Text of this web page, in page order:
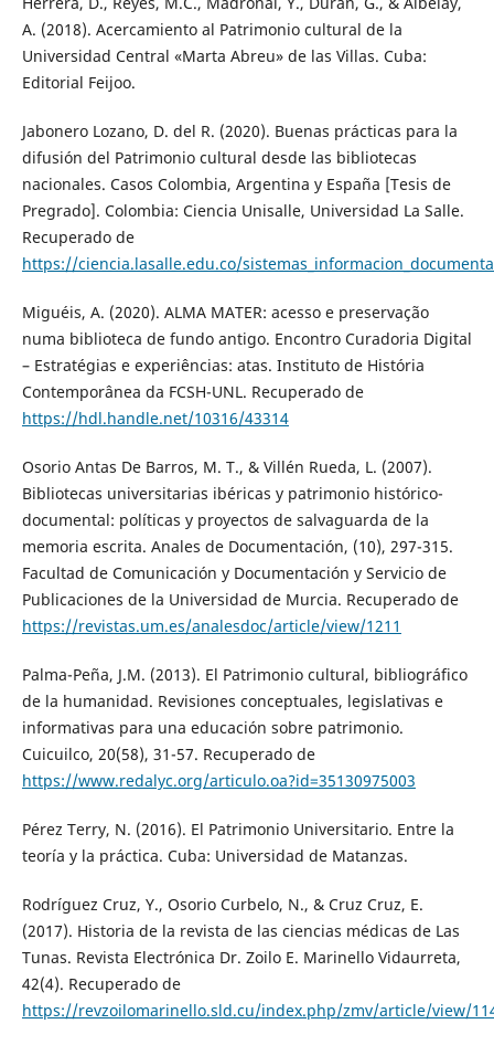
A. (2018). Acercamiento al Patrimonio cultural de la
Universidad Central «Marta Abreu» de las Villas. Cuba:
Editorial Feijoo.
Jabonero Lozano, D. del R. (2020). Buenas prácticas para la
difusión del Patrimonio cultural desde las bibliotecas
nacionales. Casos Colombia, Argentina y España [Tesis de
Pregrado]. Colombia: Ciencia Unisalle, Universidad La Salle.
Recuperado de
https://ciencia.lasalle.edu.co/
Miguéis, A. (2020). ALMA MATER: acesso e preservação
numa biblioteca de fundo antigo. Encontro Curadoria Digital
– Estratégias e experiências: atas. Instituto de História
Contemporânea da FCSH-UNL. Recuperado de
https://hdl.handle.net/10316/43314
Osorio Antas De Barros, M. T., & Villén Rueda, L. (2007).
Bibliotecas universitarias ibéricas y patrimonio histórico-
documental: políticas y proyectos de salvaguarda de la
memoria escrita. Anales de Documentación, (10), 297-315.
Facultad de Comunicación y Documentación y Servicio de
Publicaciones de la Universidad de Murcia. Recuperado de
https://revistas.um.es/analesdoc/article/view/1211
Palma-Peña, J.M. (2013). El Patrimonio cultural, bibliográfico
de la humanidad. Revisiones conceptuales, legislativas e
informativas para una educación sobre patrimonio.
Cuicuilco, 20(58), 31-57. Recuperado de
https://www.redalyc.org/articulo.oa?id=35130975003
Pérez Terry, N. (2016). El Patrimonio Universitario. Entre la
teoría y la práctica. Cuba: Universidad de Matanzas.
Rodríguez Cruz, Y., Osorio Curbelo, N., & Cruz Cruz, E.
(2017). Historia de la revista de las ciencias médicas de Las
Tunas. Revista Electrónica Dr. Zoilo E. Marinello Vidaurreta,
42(4). Recuperado de
https://revzoilomarinello.sld.cu/index.php/zmv/article/view/